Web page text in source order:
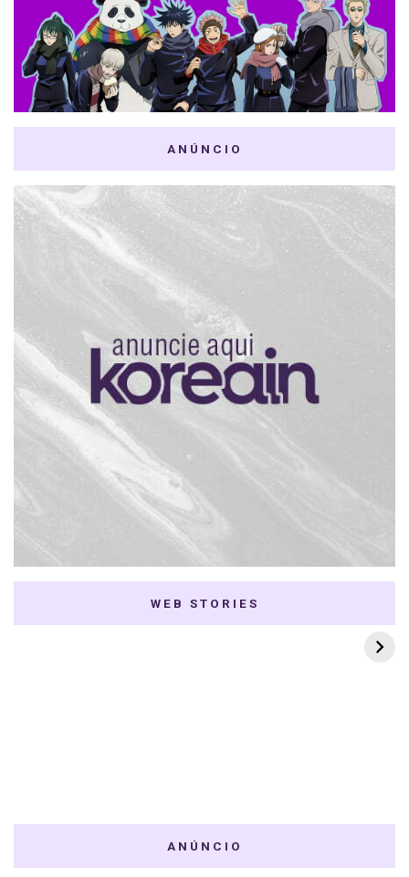
ANÚNCIO
WEB STORIES
7 K-dramas Enemies
to Lovers
Thai Dramas com
First e Khaotung
ANÚNCIO